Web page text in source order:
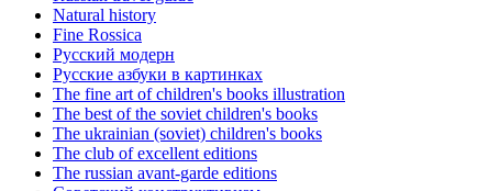
Natural history
Fine Rossica
Русский модерн
Русские азбуки в картинках
The fine art of children's books illustration
The best of the soviet children's books
The ukrainian (soviet) children's books
The club of excellent editions
The russian avant-garde editions